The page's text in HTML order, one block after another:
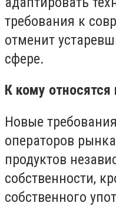
требования к
отменит
сфере.
К кому
Новые
операторов
продуктов
собственности,
собственного